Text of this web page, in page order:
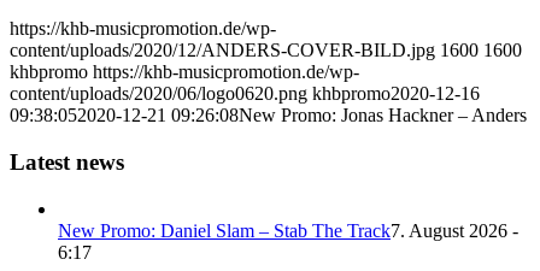
https://khb-musicpromotion.de/wp-
content/uploads/2020/12/ANDERS-COVER-BILD.jpg 1600 1600
khbpromo https://khb-musicpromotion.de/wp-
content/uploads/2020/06/logo0620.png khbpromo2020-12-16
09:38:052020-12-21 09:26:08New Promo: Jonas Hackner – Anders
Latest news
New Promo: Daniel Slam – Stab The Track7. August 2026 -
6:17